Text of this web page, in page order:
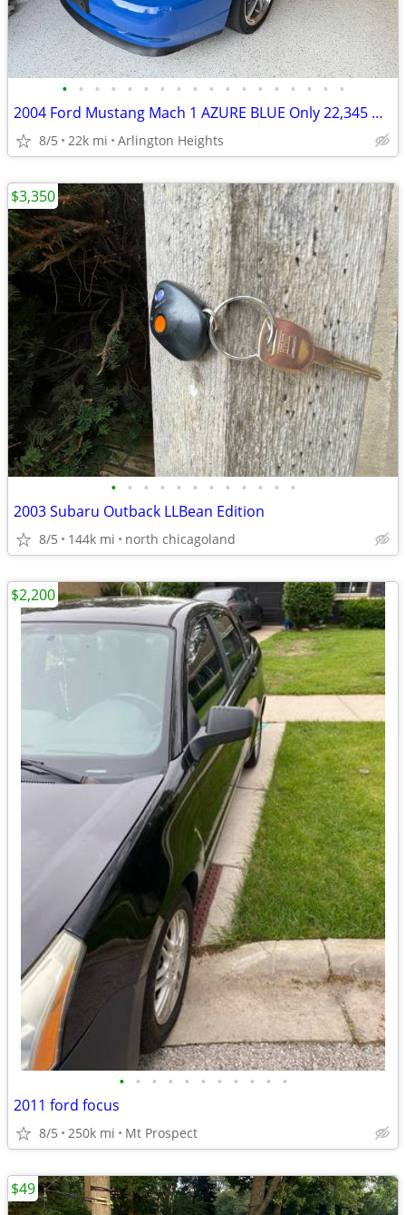
• • • • • • • • • • • • • • • • • •
2004 Ford Mustang Mach 1 AZURE BLUE Only 22,345 Miles
8/5 22k mi Arlington Heights
• • • • • • • • • • • •
2003 Subaru Outback LLBean Edition
8/5 144k mi north chicagoland
$3,350
• • • • • • • • • • •
2011 ford focus
8/5 250k mi Mt Prospect
$2,200
$49